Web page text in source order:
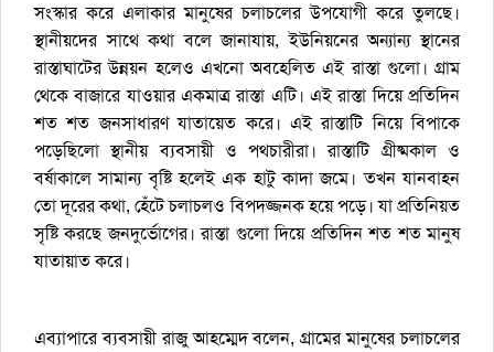
সংস্কার করে এলাকার মানুষের চলাচলের উপযোগী করে তুলছে।
স্থানীয়দের সাথে কথা বলে জানাযায়, ইউনিয়নের অন্যান্য স্থানের
রাস্তাঘাটের উন্নয়ন হলেও এখনো অবহেলিত এই রাস্তা গুলো। গ্রাম
থেকে বাজারে যাওয়ার একমাত্র রাস্তা এটি। এই রাস্তা দিয়ে প্রতিদিন
শত শত জনসাধারণ যাতায়েত করে। এই রাস্তাটি নিয়ে বিপাকে
পড়েছিলো স্থানীয় ব্যবসায়ী ও পথচারীরা। রাস্তাটি গ্রীষ্মকাল ও
বর্ষাকালে সামান্য বৃষ্টি হলেই এক হাটু কাদা জমে। তখন যানবাহন
তো দূরের কথা, হেঁটে চলাচলও বিপদজ্জনক হয়ে পড়ে। যা প্রতিনিয়ত
সৃষ্টি করছে জনদুর্ভোগের। রাস্তা গুলো দিয়ে প্রতিদিন শত শত মানুষ
যাতায়াত করে।
এব্যাপারে ব্যবসায়ী রাজু আহম্মেদ বলেন, গ্রামের মানুষের চলাচলের